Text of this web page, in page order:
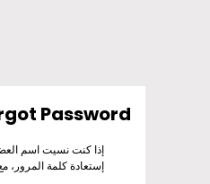
Password
إذا كنت نسيت اسم
إستعادة كلمة المرور،